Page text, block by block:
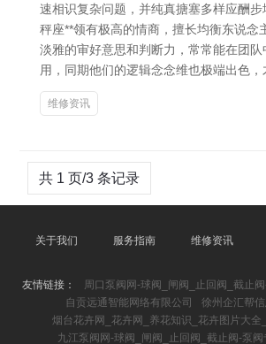
速相识复杂问题，并纯真搪塞多样应酬步
秤座**领有极高的情商，擅长均衡东说念
淡雅的审好意思和判断力，常常能在团
用，同期他们的逻辑念念维也极端出色，
维修资讯
共 1 页/3 条记录
关于我们 服务指南 维修资讯
友情链接：
周口泵阀网-球阀_闸阀_止回阀_截止
自贡远通智能网络有限公司
徐州企汇帮
烟台花卉网_花卉网_养花知识_花卉图片大全
九江泵阀网-球阀_闸阀_止回阀_截止阀-泵